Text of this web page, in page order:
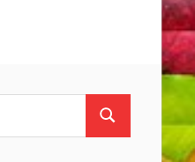
検